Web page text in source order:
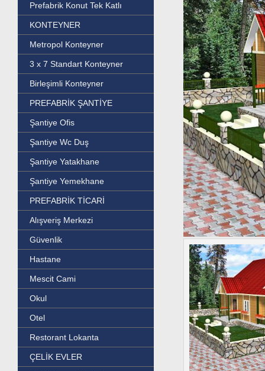
Prefabrik Konut Tek Katlı
KONTEYNER
Metropol Konteyner
3 x 7 Standart Konteyner
Birleşimli Konteyner
PREFABRİK ŞANTİYE
Şantiye Ofis
Şantiye Wc Duş
Şantiye Yatakhane
Şantiye Yemekhane
PREFABRİK TİCARİ
Alışveriş Merkezi
Güvenlik
Hastane
Mescit Cami
Okul
Otel
Restorant Lokanta
ÇELİK EVLER